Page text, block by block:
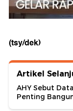
(tsy/dek)
Artikel
AHY Sebut
Penting